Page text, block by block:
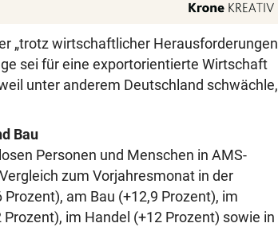
„trotz wirtschaftlicher Herausforderungen
sei für eine exportorientierte Wirtschaft
unter anderem Deutschland schwächle,
Bau
Personen und Menschen in AMS-
zum Vorjahresmonat in der
am Bau (+12,9 Prozent), im
im Handel (+12 Prozent) sowie in